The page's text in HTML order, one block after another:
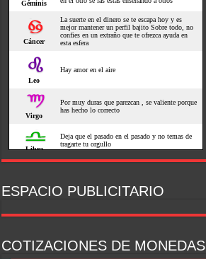
ESPACIO PUBLICITARIO
COTIZACIONES DE MONEDAS